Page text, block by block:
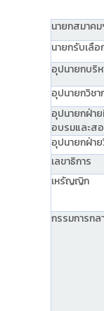
นายกสมาคม
นายกรับเลือ
อุปนายกบริห
อุปนายกวิชา
อุปนายกฝ่า
อบรมและส
อุปนายกฝ่า
เลขาธิการ
เหรัญญิก
กรรมการกล